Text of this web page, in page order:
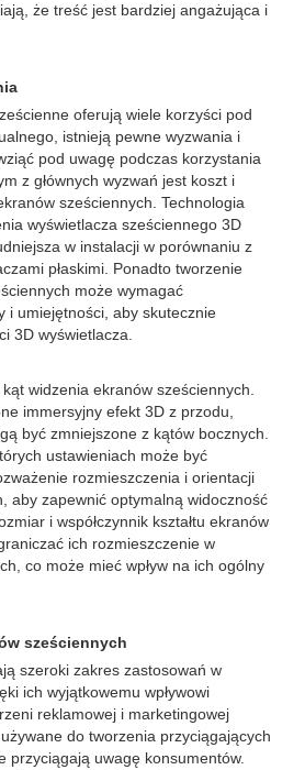
że treść jest bardziej angażująca i
oferują wiele korzyści pod
istnieją pewne wyzwania i
pod uwagę podczas korzystania
z głównych wyzwań jest koszt i
sześciennych. Technologia
wyświetlacza sześciennego 3D
w instalacji w porównaniu z
płaskimi. Ponadto tworzenie
może wymagać
i umiejętności, aby skutecznie
3D wyświetlacza.
widzenia ekranów sześciennych.
immersyjny efekt 3D z przodu,
być zmniejszone z kątów bocznych.
ustawieniach może być
rozmieszczenia i orientacji
aby zapewnić optymalną widoczność
i współczynnik kształtu ekranów
ich rozmieszczenie w
co może mieć wpływ na ich ogólny
sześciennych
szeroki zakres zastosowań w
ich wyjątkowemu wpływowi
reklamowej i marketingowej
do tworzenia przyciągających
przyciągają uwagę konsumentów.